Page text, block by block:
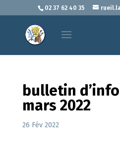
02 37 62 40 35
bulletin
mars 2022
26 Fév 2022